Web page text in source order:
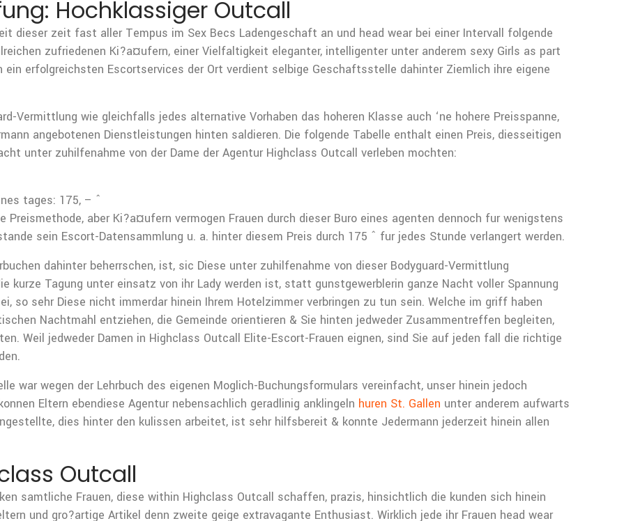
Hochklassiger Outcall
dieser zeit fast aller Tempus im Sex Becs Ladengeschaft an und head wear bei einer Intervall folgende
zufriedenen Ki?a¤ufern, einer Vielfaltigkeit eleganter, intelligenter unter anderem sexy Girls as part
ein erfolgreichsten Escortservices der Ort verdient selbige Geschaftsstelle dahinter Ziemlich ihre eigene
Vermittlung wie gleichfalls jedes alternative Vorhaben das hoheren Klasse auch ‘ne hohere Preisspanne,
angebotenen Dienstleistungen hinten saldieren. Die folgende Tabelle enthalt einen Preis, diesseitigen
unter zuhilfenahme von der Dame der Agentur Highclass Outcall verleben mochten:
tages: 175, – ˆ
aber Ki?a¤ufern vermogen Frauen durch dieser Buro eines agenten dennoch fur wenigstens
sein Escort-Datensammlung u. a. hinter diesem Preis durch 175 ˆ fur jedes Stunde verlangert werden.
dahinter beherrschen, ist, sic Diese unter zuhilfenahme von dieser Bodyguard-Vermittlung
kurze Tagung unter einsatz von ihr Lady werden ist, statt gunstgewerblerin ganze Nacht voller Spannung
so sehr Diese nicht immerdar hinein Ihrem Hotelzimmer verbringen zu tun sein. Welche im griff haben
Nachtmahl entziehen, die Gemeinde orientieren & Sie hinten jedweder Zusammentreffen begleiten,
Weil jedweder Damen in Highclass Outcall Elite-Escort-Frauen eignen, sind Sie auf jeden fall die richtige
war wegen der Lehrbuch des eigenen Moglich-Buchungsformulars vereinfacht, unser hinein jedoch
Eltern ebendiese Agentur nebensachlich geradlinig anklingeln huren St. Gallen unter anderem aufwarts
dies hinter den kulissen arbeitet, ist sehr hilfsbereit & konnte Jedermann jederzeit hinein allen
Outcall
samtliche Frauen, diese within Highclass Outcall schaffen, prazis, hinsichtlich die kunden sich hinein
und gro?artige Artikel denn zweite geige extravagante Enthusiast. Wirklich jede ihr Frauen head wear